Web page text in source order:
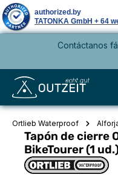
principalContáctanos
Ortlieb Waterproof
Tapón de cierre
BikeTourer (1